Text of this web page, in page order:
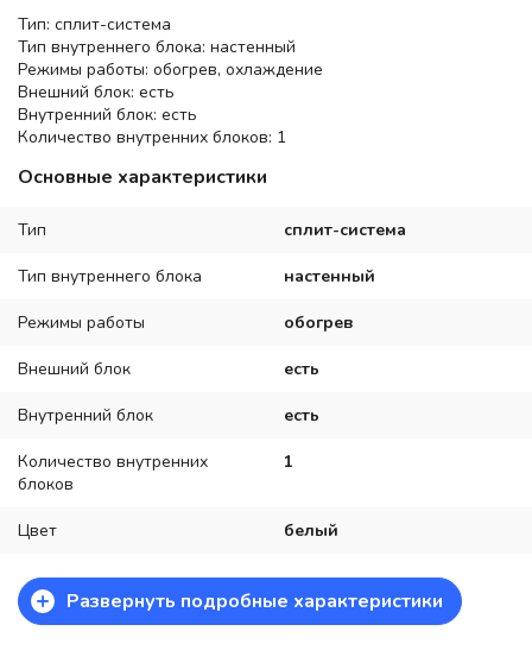
Тип: сплит-система
Тип внутреннего блока: настенный
Режимы работы: обогрев, охлаждение
Внешний блок: есть
Внутренний блок: есть
Количество внутренних блоков: 1
Основные характеристики
Тип сплит-система
Тип внутреннего блока настенный
Режимы работы обогрев
Внешний блок есть
Внутренний блок есть
Количество внутренних
блоков
1
Цвет белый
+ Развернуть подробные характеристики